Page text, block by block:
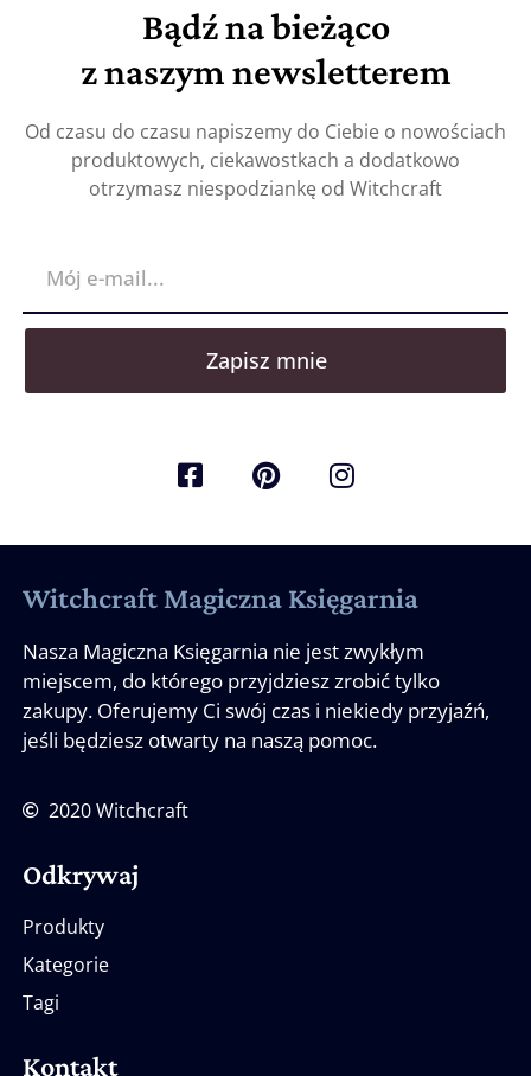
Bądź na bieżąco
z naszym newsletterem
Od czasu do czasu napiszemy do Ciebie o nowościach
produktowych, ciekawostkach a dodatkowo
otrzymasz niespodziankę od Witchcraft
Zapisz mnie
Witchcraft Magiczna Księgarnia
Nasza Magiczna Księgarnia nie jest zwykłym
miejscem, do którego przyjdziesz zrobić tylko
zakupy. Oferujemy Ci swój czas i niekiedy przyjaźń,
jeśli będziesz otwarty na naszą pomoc.
2020 Witchcraft
Odkrywaj
Produkty
Kategorie
Tagi
Kontakt